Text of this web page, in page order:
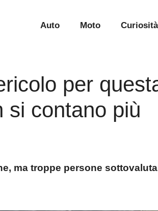
Auto Moto Curiosità
per
si contano più
ma troppe persone